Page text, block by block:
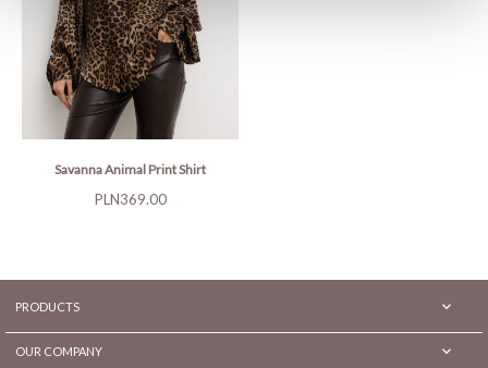
Savanna Animal Print Shirt
Price
PLN369.00
PRODUCTS 
OUR COMPANY 